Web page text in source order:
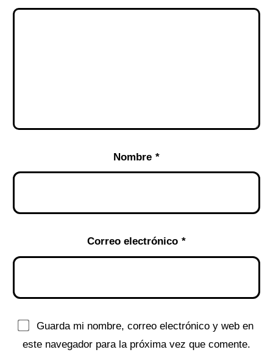
Nombre *
Correo electrónico *
Guarda mi nombre, correo electrónico y web en
este navegador para la próxima vez que comente.